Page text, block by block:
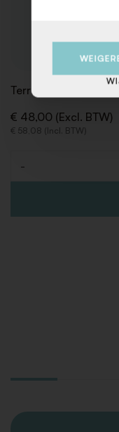
Terrasverwarmer
€ 48,00 (Excl. BTW)
€ 58,08 (Incl. BTW)
-